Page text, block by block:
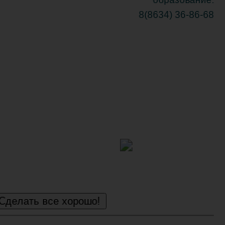
8(8634) 36-86-68